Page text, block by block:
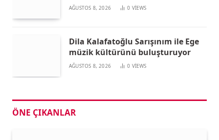
AĞUSTOS 8, 2026 0 VIEWS
Dila Kalafatoğlu Sarışınım ile Ege
müzik kültürünü buluşturuyor
AĞUSTOS 8, 2026 0 VIEWS
ÖNE ÇIKANLAR